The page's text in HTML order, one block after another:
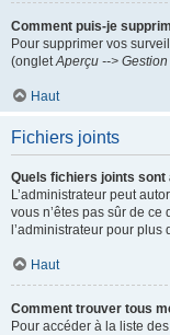
Comment puis-je
Pour supprimer vos
(ongletAperçu -->
Haut
Fichiers joints
Quels fichiers joints
L’administrateur peut
vous n’êtes pas sûr de
l’administrateur pour plus
Haut
Comment trouver tous
Pour accéder à la liste